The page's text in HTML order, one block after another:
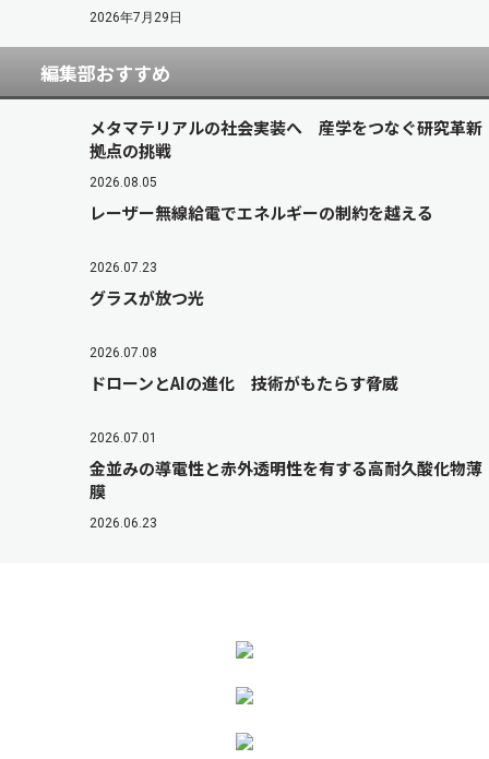
2026年7月29日
編集部おすすめ
メタマテリアルの社会実装へ 産学をつなぐ研究革新
拠点の挑戦
2026.08.05
レーザー無線給電でエネルギーの制約を越える
2026.07.23
グラスが放つ光
2026.07.08
ドローンとAIの進化 技術がもたらす脅威
2026.07.01
金並みの導電性と赤外透明性を有する高耐久酸化物薄
膜
2026.06.23